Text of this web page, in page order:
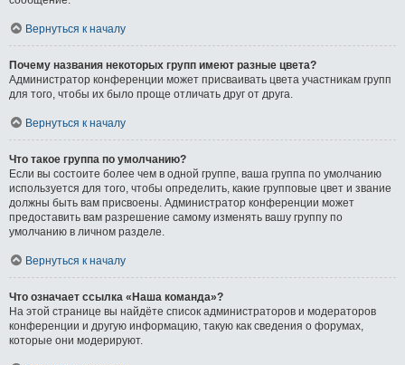
Вернуться к началу
Почему названия некоторых групп имеют разные цвета?
Администратор конференции может присваивать цвета участникам групп
для того, чтобы их было проще отличать друг от друга.
Вернуться к началу
Что такое группа по умолчанию?
Если вы состоите более чем в одной группе, ваша группа по умолчанию
используется для того, чтобы определить, какие групповые цвет и звание
должны быть вам присвоены. Администратор конференции может
предоставить вам разрешение самому изменять вашу группу по
умолчанию в личном разделе.
Вернуться к началу
Что означает ссылка «Наша команда»?
На этой странице вы найдёте список администраторов и модераторов
конференции и другую информацию, такую как сведения о форумах,
которые они модерируют.